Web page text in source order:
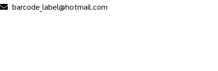
barcode_label@hotmail.com